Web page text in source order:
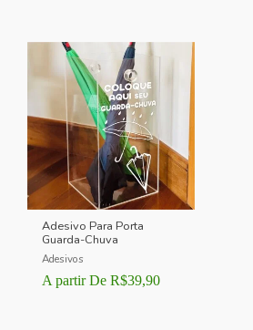
Adesivo Para Porta
Guarda-Chuva
Adesivos
A partir De R$39,90